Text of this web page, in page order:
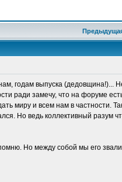
годам выпуска (дедовщина!)...
ради замечу, что на форуме
миру и всем нам в частности.
Но ведь коллективный разум
Но между собой мы его